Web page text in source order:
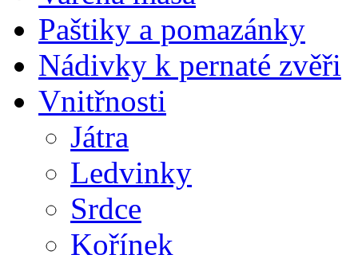
Paštiky a pomazánky
Nádivky k pernaté zvěři
Vnitřnosti
Játra
Ledvinky
Srdce
Kořínek